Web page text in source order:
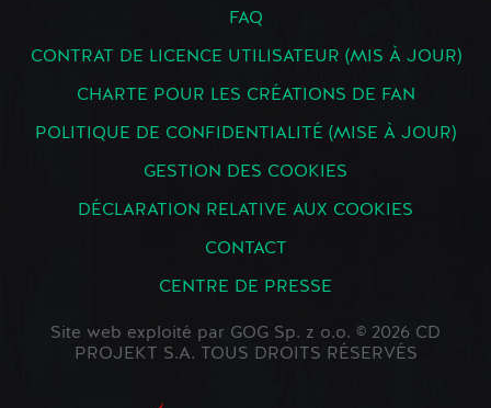
FAQ
CONTRAT DE LICENCE UTILISATEUR (MIS À JOUR)
CHARTE POUR LES CRÉATIONS DE FAN
POLITIQUE DE CONFIDENTIALITÉ (MISE À JOUR)
GESTION DES COOKIES
DÉCLARATION RELATIVE AUX COOKIES
CONTACT
CENTRE DE PRESSE
Site web exploité par GOG Sp. z o.o. © 2026 CD
PROJEKT S.A. TOUS DROITS RÉSERVÉS